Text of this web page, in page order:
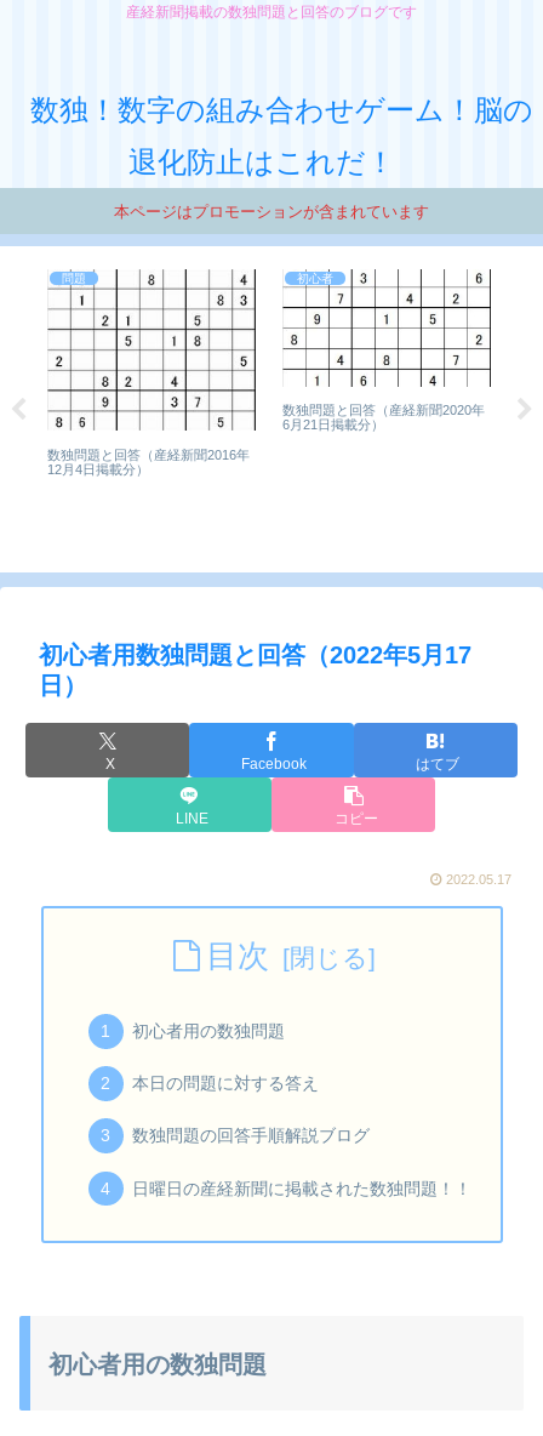
産経新聞掲載の数独問題と回答のブログです
数独！数字の組み合わせゲーム！脳の
退化防止はこれだ！
本ページはプロモーションが含まれています
問題
数独問題と回答（産経新聞2016年
12月4日掲載分）
初心者
数独問題と回答（産経新聞2020年
6月21日掲載分）
初心者用数独問題と回答（2022年5月17
日）
X Facebook はてブ
LINE コピー
2022.05.17
目次
初心者用の数独問題
本日の問題に対する答え
数独問題の回答手順解説ブログ
日曜日の産経新聞に掲載された数独問題！！
初心者用の数独問題